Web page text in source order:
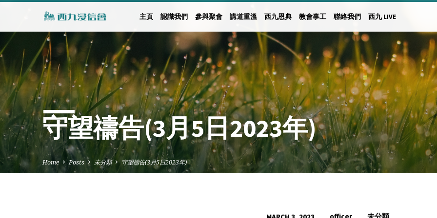
主頁 認識我們 參與聚會 講道重溫 西九恩典 教會事工 聯絡我們 西九 LIVE
守望禱告(3月5日2023年)
Home Posts 未分類 守望禱告(3月5日2023年)